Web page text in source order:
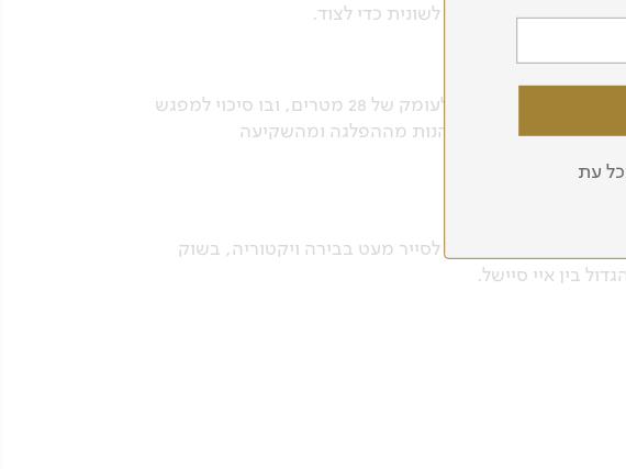
במהלך ההפלגה דרך הפארק, תהיה לנו הזדמנות לצלול באתרים מיוחדים כמו "שארק בנק" – קניון שיורד לעומק של 28 מטרים, ובו סיכוי למפגש
החגיגית, נמשיך ליהנות מההפלגה ומהשקיעה
זו הזדמנות טובה לסייר מעט בבירה ויקטוריה, בשוק
בין איי סיישל.
עת